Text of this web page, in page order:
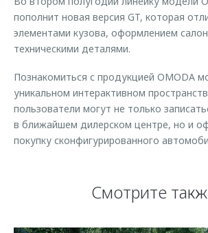
пополнит новая версия GT, которая
элементами кузова, оформлением
техническими деталями.
Познакомиться с продукцией OMODA
уникальном интерактивном
пользователи могут не только
в ближайшем дилерском центре, но и
покупку сконфигурированного
Смотрите